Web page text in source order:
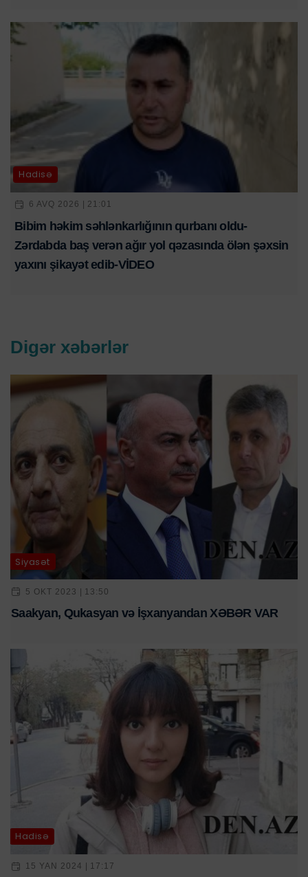
Hadisə
6 AVQ 2026 | 21:01
Bibim həkim səhlənkarlığının qurbanı oldu-
Zərdabda baş verən ağır yol qəzasında ölən şəxsin
yaxını şikayət edib-VİDEO
Digər xəbərlər
Siyasət
5 OKT 2023 | 13:50
Saakyan, Qukasyan və İşxanyandan XƏBƏR VAR
Hadisə
15 YAN 2024 | 17:17